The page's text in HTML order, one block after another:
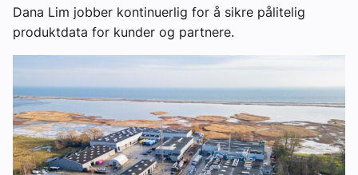
Dana Lim jobber kontinuerlig for å sikre pålitelig
produktdata for kunder og partnere.